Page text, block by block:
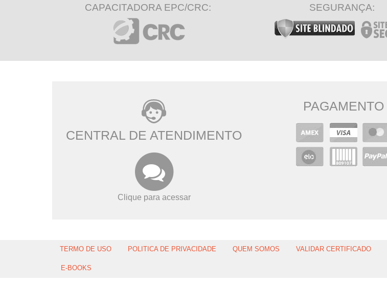
CAPACITADORA EPC/CRC: SEGURANÇA:
CENTRAL DE ATENDIMENTO
Clique para acessar
PAGAMENTO
TERMO DE USO POLITICA DE PRIVACIDADE QUEM SOMOS VALIDAR CERTIFICADO
E-BOOKS